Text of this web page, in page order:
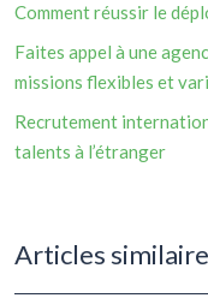
Comment réussir le
Faites appel à une
missions flexibles et
Recrutement
talents à l’étranger
Articles